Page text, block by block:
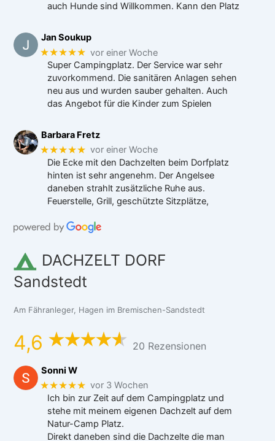
auch Hunde sind Willkommen. Kann den Platz
Jan Soukup
★★★★★ vor einer Woche
Super Campingplatz. Der Service war sehr
zuvorkommend. Die sanitären Anlagen sehen
neu aus und wurden sauber gehalten. Auch
das Angebot für die Kinder zum Spielen
Barbara Fretz
★★★★★ vor einer Woche
Die Ecke mit den Dachzelten beim Dorfplatz
hinten ist sehr angenehm. Der Angelsee
daneben strahlt zusätzliche Ruhe aus.
Feuerstelle, Grill, geschützte Sitzplätze,
DACHZELT DORF
Sandstedt
Am Fähranleger, Hagen im Bremischen-Sandstedt
4,6 20 Rezensionen
Sonni W
★★★★★ vor 3 Wochen
Ich bin zur Zeit auf dem Campingplatz und
stehe mit meinem eigenen Dachzelt auf dem
Natur-Camp Platz.
Direkt daneben sind die Dachzelte die man